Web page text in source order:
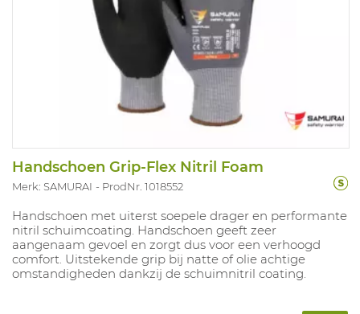
Handschoen Grip-Flex Nitril Foam
Merk: SAMURAI ProdNr. 1018552
Handschoen met uiterst soepele drager en performante
nitril schuimcoating. Handschoen geeft zeer
aangenaam gevoel en zorgt dus voor een verhoogd
comfort. Uitstekende grip bij natte of olie achtige
omstandigheden dankzij de schuimnitril coating.